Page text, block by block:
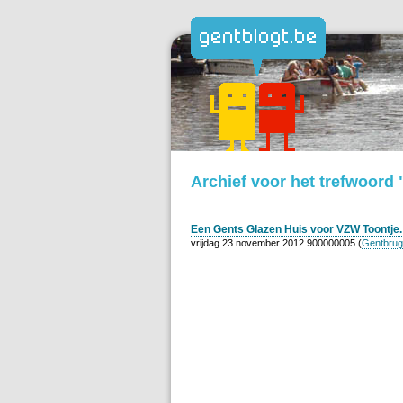
Archief voor het trefwoord
Een Gents Glazen Huis voor VZW Toontje.
vrijdag 23 november 2012 900000005 (